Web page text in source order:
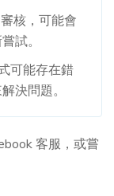
核，可能會
試。
可能存在錯
決問題。
客服，或嘗